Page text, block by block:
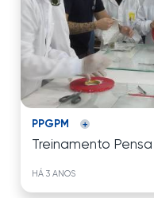
PPGPM
Treinamento Pensa
HÁ 3 ANOS